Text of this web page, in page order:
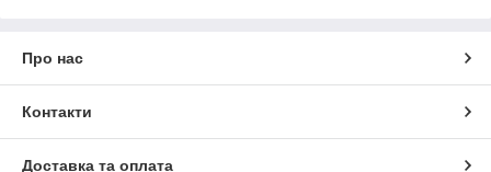
Про нас
Контакти
Доставка та оплата